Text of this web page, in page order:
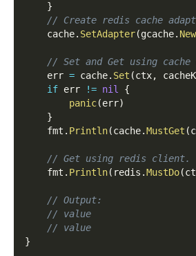
}
// Create redis cache
    cache
. SetAdapter(gcache.
// Set and Get using cache
    err
= cache. Set (ctx,
if err != nil
{
panic(err)
}
    fmt
. Println(cache.MustGet (
// Get using redis client.
    fmt
. Println( redis .MustDo(
// Output:
// value
// value
}